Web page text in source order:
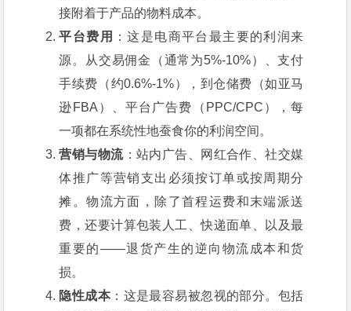
接附着于产品的物料成本。
平台费用
：这是电商平台最主要的利润来
源。从交易佣金（通常为5%-10%）、支付
手续费（约0.6%-1%），到仓储费（如亚马
逊FBA）、平台广告费（PPC/CPC），每
一项都在系统性地蚕食你的利润空间。
营销与物流：站内广告、网红合作、社交媒
体推广等营销支出必须按订单或按周期分
摊。物流方面，除了首程运费和末端派送
费，还要计算包装人工、快递面单、以及最
重要的——退货产生的逆向物流成本和货
损。
隐性成本：这是最容易被忽视的部分。包括